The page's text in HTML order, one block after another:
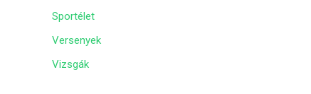
Sportélet
Versenyek
Vizsgák